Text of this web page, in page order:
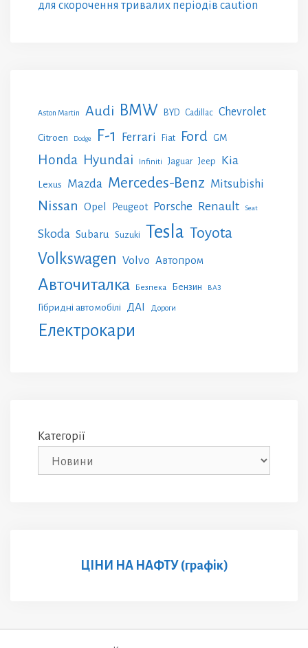
для скорочення тривалих періодів caution
Aston Martin Audi BMW BYD Cadillac Chevrolet
Citroen Dodge F-1 Ferrari Fiat Ford GM
Honda Hyundai Infiniti Jaguar Jeep Kia
Lexus Mazda Mercedes-Benz Mitsubishi
Nissan Opel Peugeot Porsche Renault Seat
Skoda Subaru Suzuki Tesla Toyota
Volkswagen Volvo Автопром
Авточиталка Безпека Бензин ВАЗ
Гібридні автомобілі ДАІ Дороги
Електрокари
Категорії
ЦІНИ НА НАФТУ (графік)